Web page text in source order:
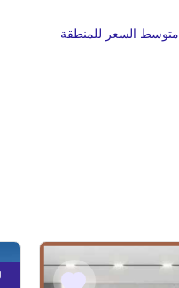
متوسط السعر للمنطقة